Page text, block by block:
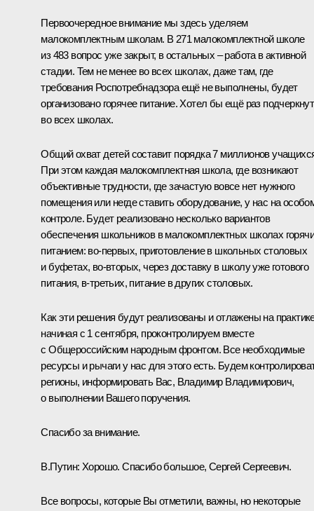
Первоочередное внимание мы здесь уделяем
малокомплектным школам. В 271 малокомплектной школе
из 483 вопрос уже закрыт, в остальных – работа в активной
стадии. Тем не менее во всех школах, даже там, где
требования Роспотребнадзора ещё не выполнены, будет
организовано горячее питание. Хотел бы ещё раз
во всех школах.
Общий охват детей составит порядка 7 миллионов
При этом каждая малокомплектная школа, где возникают
объективные трудности, где зачастую вовсе нет нужного
помещения или негде ставить оборудование, у нас на
контроле. Будет реализовано несколько вариантов
обеспечения школьников в малокомплектных школах
питанием: во-первых, приготовление в школьных столовых
и буфетах, во-вторых, через доставку в школу уже готового
питания, в-третьих, питание в других столовых.
Как эти решения будут реализованы и отлажены на
начиная с 1 сентября, проконтролируем вместе
с Общероссийским народным фронтом. Все необходимые
ресурсы и рычаги у нас для этого есть. Будем
регионы, информировать Вас, Владимир Владимирович,
о выполнении Вашего поручения.
Спасибо за внимание.
В.Путин: Хорошо. Спасибо большое, Сергей Сергеевич.
Все вопросы, которые Вы отметили, важны, но некоторые